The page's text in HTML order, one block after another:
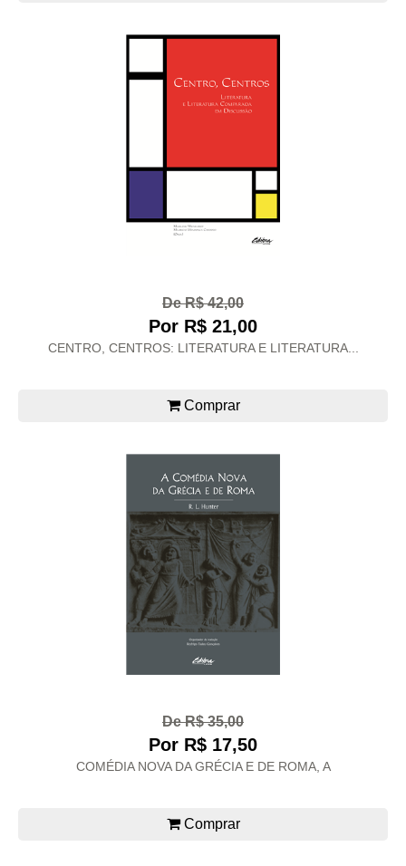
De R$ 42,00
Por R$ 21,00
CENTRO, CENTROS: LITERATURA E LITERATURA...
Comprar
De R$ 35,00
Por R$ 17,50
COMÉDIA NOVA DA GRÉCIA E DE ROMA, A
Comprar